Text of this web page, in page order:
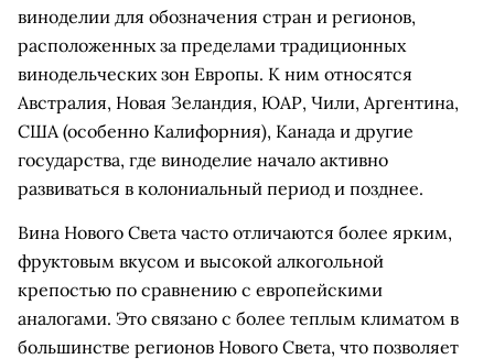
виноделии для обозначения стран и регионов,
расположенных за пределами традиционных
винодельческих зон Европы. К ним относятся
Австралия, Новая Зеландия, ЮАР, Чили, Аргентина,
США (особенно Калифорния), Канада и другие
государства, где виноделие начало активно
развиваться в колониальный период и позднее.
Вина Нового Света часто отличаются более ярким,
фруктовым вкусом и высокой алкогольной
крепостью по сравнению с европейскими
аналогами. Это связано с более теплым климатом в
большинстве регионов Нового Света, что позволяет